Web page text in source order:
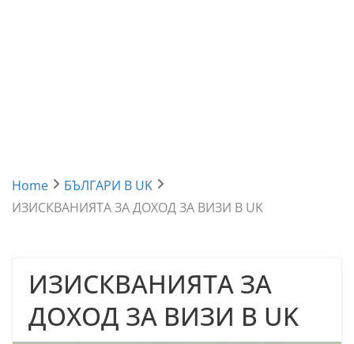
Home
БЪЛГАРИ В UK
ИЗИСКВАНИЯТА ЗА ДОХОД ЗА ВИЗИ В UK
ИЗИСКВАНИЯТА ЗА
ДОХОД ЗА ВИЗИ В UK